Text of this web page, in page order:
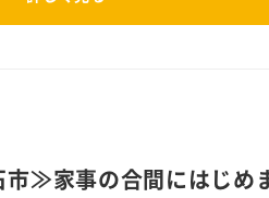
市≫家事の合間にはじ